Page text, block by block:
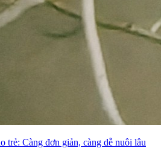
trẻ: Càng đơn giản, càng dễ nuôi lâu